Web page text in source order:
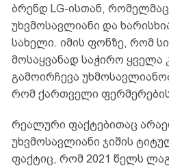
ბრენდ LG-ისთან,
უხვმოსავლიანი და
სახელი. იმის ფონზე, რომ
მოსაყვანად საჭირო
გამოირჩევა
რომ ქართველი
რეალური ფაქტებითაც
უხვმოსავლიანი ჯიშის
ფაქტიც, რომ 2021 წელს